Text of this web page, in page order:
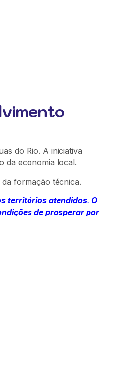
do Rio. A iniciativa
da economia local.
formação técnica.
territórios atendidos. O
de prosperar por